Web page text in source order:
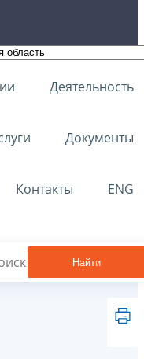
Деятельность
Документы
Контакты ENG
Найти